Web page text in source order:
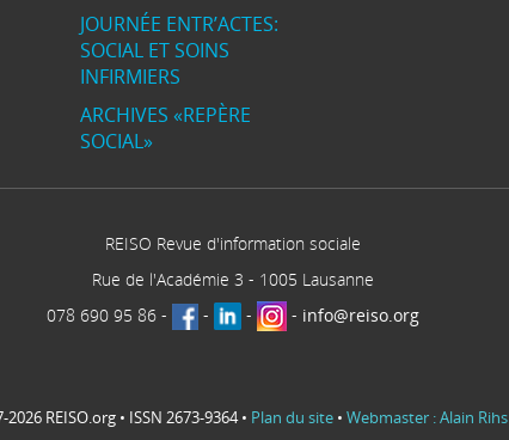
JOURNÉE ENTR’ACTES:
SOCIAL ET SOINS
INFIRMIERS
ARCHIVES «REPÈRE
SOCIAL»
REISO Revue d'information sociale
Rue de l'Académie 3 - 1005 Lausanne
078 690 95 86 - - - - info@reiso.org
REISO.org • ISSN 2673-9364 • Plan du site • Webmaster : Alain Rihs